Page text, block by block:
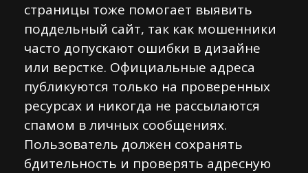
страницы тоже помогает выявить
поддельный сайт, так как мошенники
часто допускают ошибки в дизайне
или верстке. Официальные адреса
публикуются только на проверенных
ресурсах и никогда не рассылаются
спамом в личных сообщениях.
Пользователь должен сохранять
бдительность и проверять адресную